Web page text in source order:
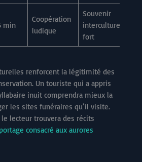
min
Coopération
ludique
Souvenir
interculturel
fort
renforcent la légitimité des
Un touriste qui a appris
inuit comprendra mieux la
les sites funéraires qu’il visite.
lecteur trouvera des récits
consacré aux aurores